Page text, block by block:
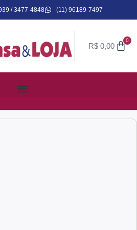
/ 3477-4848 (11) 96189-7497
R$ 0,00
0